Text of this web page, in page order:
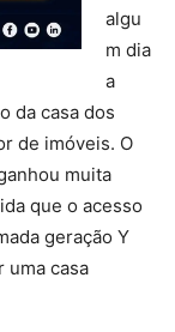
algu
m dia
a
da casa dos
de imóveis. O
muita
que o acesso
geração Y
uma casa